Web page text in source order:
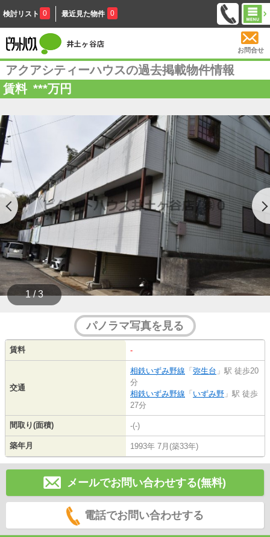
検討リスト 0 最近見た物件 0
お問合せ
アクアシティーハウスの過去掲載物件情報
賃料 ***万円
1 / 3
パノラマ写真を見る
賃料 -
交通
相鉄いずみ野線 「 弥生台 」駅 徒歩20
分
相鉄いずみ野線 「 いずみ野 」駅 徒歩
27分
間取り(面積) -(-)
築年月 1993年 7月(築33年)
メールでお問い合わせする(無料)
電話でお問い合わせする